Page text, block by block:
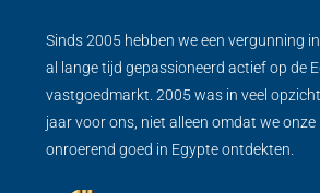
Sinds 2005 hebben we een vergunning
al lange tijd gepassioneerd actief op de
vastgoedmarkt. 2005 was in veel
jaar voor ons, niet alleen omdat we
onroerend goed in Egypte ontdekten.